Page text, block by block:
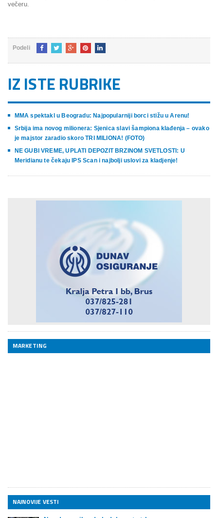
večeru.
Podeli
IZ ISTE RUBRIKE
MMA spektakl u Beogradu: Najpopularniji borci stižu u Arenu!
Srbija ima novog milionera: Sjenica slavi šampiona klađenja – ovako
je majstor zaradio skoro TRI MILIONA! (FOTO)
NE GUBI VREME, UPLATI DEPOZIT BRZINOM SVETLOSTI: U
Meridianu te čekaju IPS Scan i najbolji uslovi za kladjenje!
MARKETING
NAJNOVIJE VESTI